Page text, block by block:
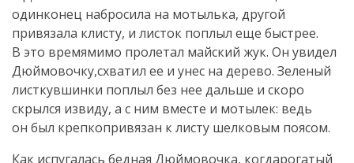
одинконец набросила на мотылька, другой
привязала клисту, и листок поплыл еще быстрее.
В это времямимо пролетал майский жук. Он увидел
Дюймовочку,схватил ее и унес на дерево. Зеленый
листкувшинки поплыл без нее дальше и скоро
скрылся извиду, а с ним вместе и мотылек: ведь
он был крепкопривязан к листу шелковым поясом.
Как испугалась бедная Дюймовочка, когдарогатый